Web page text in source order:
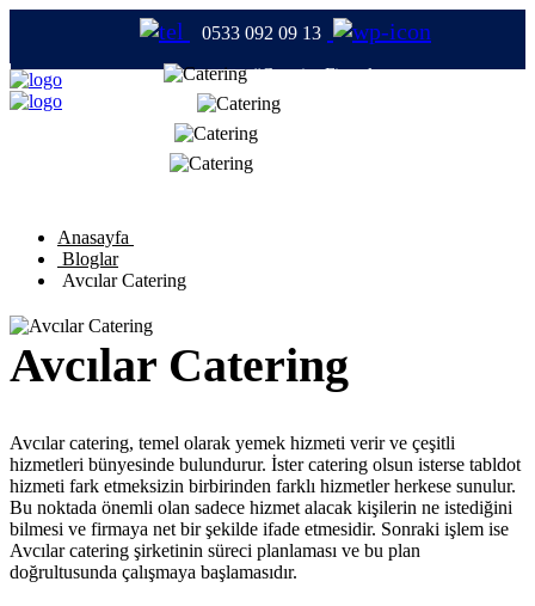
0533 092 09 13
#CateringFirmaları
Anasayfa
Bloglar
Avcılar Catering
Avcılar Catering
Avcılar catering, temel olarak yemek hizmeti verir ve çeşitli
hizmetleri bünyesinde bulundurur. İster catering olsun isterse tabldot
hizmeti fark etmeksizin birbirinden farklı hizmetler herkese sunulur.
Bu noktada önemli olan sadece hizmet alacak kişilerin ne istediğini
bilmesi ve firmaya net bir şekilde ifade etmesidir. Sonraki işlem ise
Avcılar catering şirketinin süreci planlaması ve bu plan
doğrultusunda çalışmaya başlamasıdır.